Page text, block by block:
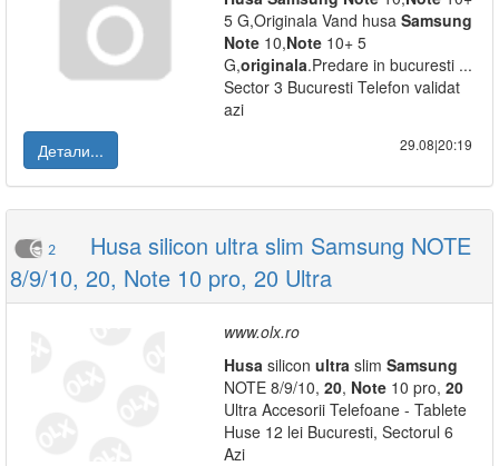
5 G,Originala Vand husa Samsung
Note 10,Note 10+ 5
G,originala.Predare in bucuresti ...
Sector 3 Bucuresti Telefon validat
azi
Детали...
29.08|20:19
2
Husa silicon ultra slim Samsung NOTE
8/9/10, 20, Note 10 pro, 20 Ultra
www.olx.ro
Husa silicon ultra slim Samsung
NOTE 8/9/10, 20, Note 10 pro, 20
Ultra Accesorii Telefoane - Tablete
Huse 12 lei Bucuresti, Sectorul 6
Azi